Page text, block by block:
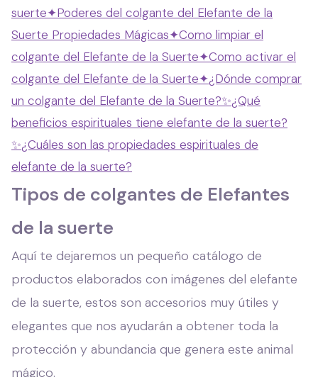
suerte✦Poderes del colgante del Elefante de la
Suerte Propiedades Mágicas✦Como limpiar el
colgante del Elefante de la Suerte✦Como activar el
colgante del Elefante de la Suerte✦¿Dónde comprar
un colgante del Elefante de la Suerte?✨¿Qué
beneficios espirituales tiene elefante de la suerte?
✨¿Cuáles son las propiedades espirituales de
elefante de la suerte?
Tipos de colgantes de Elefantes
de la suerte
Aquí te dejaremos un pequeño catálogo de
productos elaborados con imágenes del elefante
de la suerte, estos son accesorios muy útiles y
elegantes que nos ayudarán a obtener toda la
protección y abundancia que genera este animal
mágico.